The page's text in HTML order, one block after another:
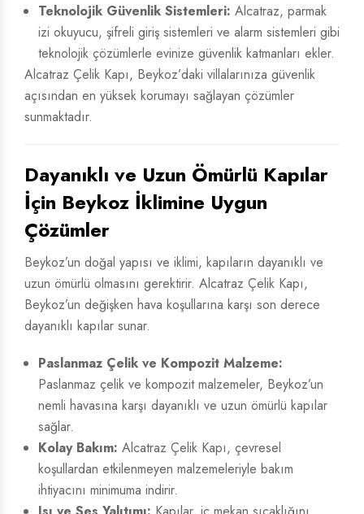
Teknolojik Güvenlik Sistemleri: Alcatraz, parmak
izi okuyucu, şifreli giriş sistemleri ve alarm sistemleri gibi
teknolojik çözümlerle evinize güvenlik katmanları ekler.
Alcatraz Çelik Kapı, Beykoz’daki villalarınıza güvenlik
açısından en yüksek korumayı sağlayan çözümler
sunmaktadır.
Dayanıklı ve Uzun Ömürlü Kapılar
İçin Beykoz İklimine Uygun
Çözümler
Beykoz’un doğal yapısı ve iklimi, kapıların dayanıklı ve
uzun ömürlü olmasını gerektirir. Alcatraz Çelik Kapı,
Beykoz’un değişken hava koşullarına karşı son derece
dayanıklı kapılar sunar.
Paslanmaz Çelik ve Kompozit Malzeme:
Paslanmaz çelik ve kompozit malzemeler, Beykoz’un
nemli havasına karşı dayanıklı ve uzun ömürlü kapılar
sağlar.
Kolay Bakım: Alcatraz Çelik Kapı, çevresel
koşullardan etkilenmeyen malzemeleriyle bakım
ihtiyacını minimuma indirir.